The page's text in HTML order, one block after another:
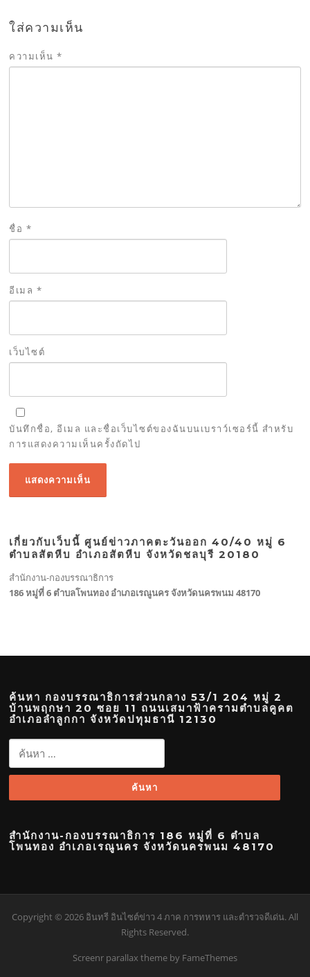
ใส่ความเห็น
ความเห็น*
ชื่อ *
อีเมล *
เว็บไซต์
บันทึกชื่อ, อีเมล และชื่อเว็บไซต์ของฉันบนเบราว์เซอร์นี้ สำหรับ
การแสดงความเห็นครั้งถัดไป
เกี่ยวกับเว็บนี้ ศูนย์ข่าวภาคตะวันออก 40/40 หมู่ 6
ตำบลสัตหีบ อำเภอสัตหีบ จังหวัดชลบุรี 20180
สำนักงาน-กองบรรณาธิการ
186 หมู่ที่ 6 ตำบลโพนทอง อำเภอเรณูนคร จังหวัดนครพนม 48170
ค้นหา กองบรรณาธิการส่วนกลาง 53/1 204 หมู่ 2
บ้านพฤกษา 20 ซอย 11 ถนนเสมาฟ้าครามตำบลคูคต
อำเภอลำลูกกา จังหวัดปทุมธานี 12130
ค้นหา
สำหรับ:
สำนักงาน-กองบรรณาธิการ 186 หมู่ที่ 6 ตำบล
โพนทอง อำเภอเรณูนคร จังหวัดนครพนม 48170
Copyright © 2026 อินทรี อินไซต์ข่าว 4 ภาค การทหาร และตำรวจดีเด่น. All
Rights Reserved.
Screenr parallax theme by FameThemes